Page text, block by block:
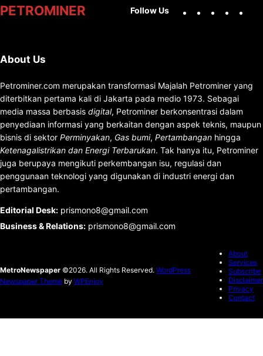
PETROMINER Follow Us
About Us
Petrominer.com merupakan transformasi Majalah Petrominer yang
diterbitkan pertama kali di Jakarta pada medio 1973. Sebagai
media massa berbasis digital, Petrominer berkonsentrasi dalam
penyediaan informasi yang berkaitan dengan aspek teknis, maupun
bisnis di sektor Perminyakan, Gas bumi, Pertambangan hingga
Ketenagalistrikan dan Energi Terbarukan. Tak hanya itu, Petrominer
juga berupaya mengikuti perkembangan isu, regulasi dan
penggunaan teknologi yang digunakan di industri energi dan
pertambangan.
Editorial Desk: prismono8@gmail.com
Business & Relations: prismono8@gmail.com
MetroNewspaper ©2026. All Rights Reserved. WordPress
Newspaper Theme by WPEnjoy
About
Services
Subscribe
Disclaimer
Privacy
Contact